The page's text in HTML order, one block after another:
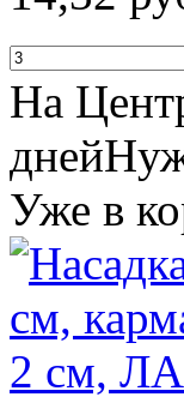
На
дней
Уже в